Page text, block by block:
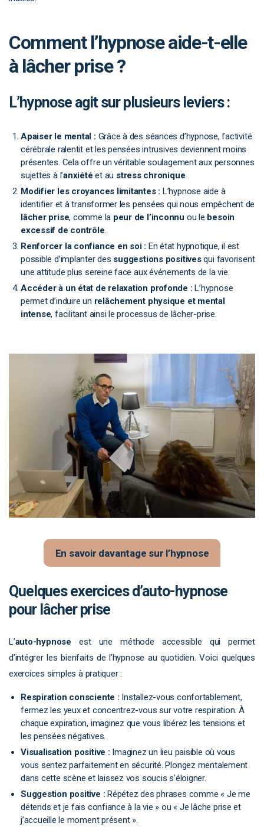
Comment l’hypnose aide-t-elle
à lâcher prise ?
L’hypnose agit sur plusieurs leviers :
Apaiser le mental : Grâce à des séances d’hypnose, l’activité
cérébrale ralentit et les pensées intrusives deviennent moins
présentes. Cela offre un véritable soulagement aux personnes
sujettes à l’anxiété et au stress chronique
Modifier les croyances limitantes : L’hypnose aide à
identifier et à transformer les pensées qui nous empêchent de
lâcher prise, comme la peur de l’inconnu ou le besoin
excessif de contrôle
Renforcer la confiance en soi : En état hypnotique, il est
possible d’implanter des suggestions positivesqui favorisent
une attitude plus sereine face aux événements de la vie.
Accéder à un état de relaxation profonde : L’hypnose
permet d’induire un relâchement physique et mental
intense, facilitant ainsi le processus de lâcher-prise.
En savoir davantage sur l’hypnose
Quelques exercices d’auto-hypnose
pour lâcher prise
L’auto-hypnose est une méthode accessible qui permet
d’intégrer les bienfaits de l’hypnose au quotidien. Voici quelques
exercices simples à pratiquer :
Respiration consciente : Installez-vous confortablement,
fermez les yeux et concentrez-vous sur votre respiration. À
chaque expiration, imaginez que vous libérez les tensions et
les pensées négatives.
Visualisation positive : Imaginez un lieu paisible où vous
vous sentez parfaitement en sécurité. Plongez mentalement
dans cette scène et laissez vos soucis s’éloigner.
Suggestion positive :Répétez des phrases comme « Je me
détends et je fais confiance à la vie » ou « Je lâche prise et
j’accueille le moment présent ».